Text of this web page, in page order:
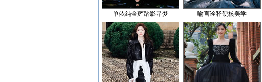
单依纯金辉踏影寻梦 喻言诠释硬核美学